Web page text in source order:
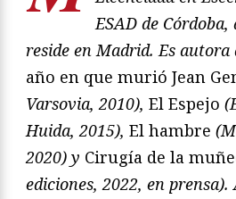
ESAD de
reside en Madrid. Es autora
año en que murió Jean
Varsovia, 2010), El Espejo
Huida, 2015), El hambre
2020) y Cirugía de la
ediciones, 2022, en prensa).